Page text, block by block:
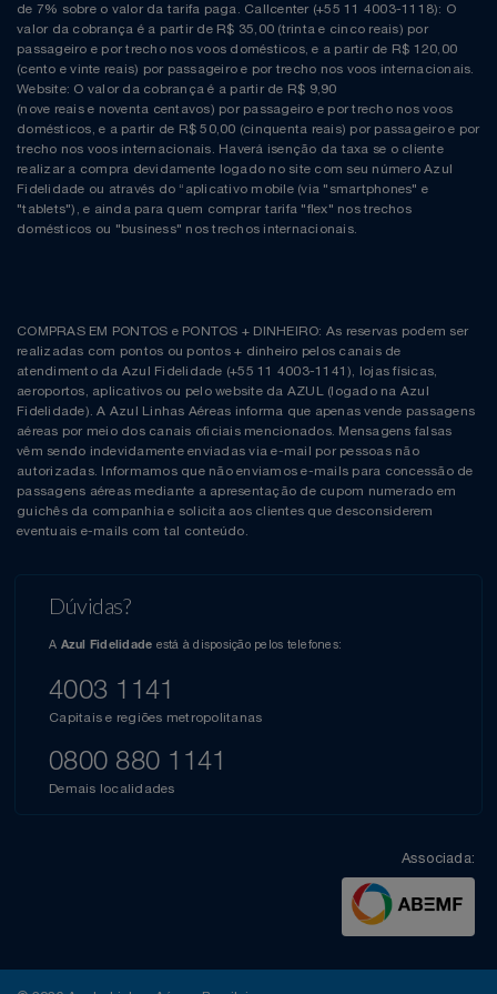
de 7% sobre o valor da tarifa paga. Callcenter (+55 11 4003-1118): O
valor da cobrança é a partir de R$ 35,00 (trinta e cinco reais) por
passageiro e por trecho nos voos domésticos, e a partir de R$ 120,00
(cento e vinte reais) por passageiro e por trecho nos voos internacionais.
Website: O valor da cobrança é a partir de R$ 9,90
(nove reais e noventa centavos) por passageiro e por trecho nos voos
domésticos, e a partir de R$ 50,00 (cinquenta reais) por passageiro e por
trecho nos voos internacionais. Haverá isenção da taxa se o cliente
realizar a compra devidamente logado no site com seu número Azul
Fidelidade ou através do “aplicativo mobile (via "smartphones" e
"tablets"), e ainda para quem comprar tarifa "flex" nos trechos
domésticos ou "business" nos trechos internacionais.
COMPRAS EM PONTOS e PONTOS + DINHEIRO: As reservas podem ser
realizadas com pontos ou pontos + dinheiro pelos canais de
atendimento da Azul Fidelidade (+55 11 4003-1141), lojas físicas,
aeroportos, aplicativos ou pelo website da AZUL (logado na Azul
Fidelidade). A Azul Linhas Aéreas informa que apenas vende passagens
aéreas por meio dos canais oficiais mencionados. Mensagens falsas
vêm sendo indevidamente enviadas via e-mail por pessoas não
autorizadas. Informamos que não enviamos e-mails para concessão de
passagens aéreas mediante a apresentação de cupom numerado em
guichês da companhia e solicita aos clientes que desconsiderem
eventuais e-mails com tal conteúdo.
Dúvidas?
A Azul Fidelidade está à disposição pelos telefones:
4003 1141
Capitais e regiões metropolitanas
0800 880 1141
Demais localidades
Associada: